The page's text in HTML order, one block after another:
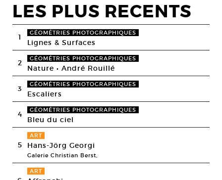
LES PLUS RECENTS
1 GÉOMÉTRIES PHOTOGRAPHIQUES
Lignes & Surfaces
2 GÉOMÉTRIES PHOTOGRAPHIQUES
Nature • André Rouillé
3 GÉOMÉTRIES PHOTOGRAPHIQUES
Escaliers
4 GÉOMÉTRIES PHOTOGRAPHIQUES
Bleu du ciel
5
ART
Hans-Jörg Georgi
Galerie Christian Berst,
ART